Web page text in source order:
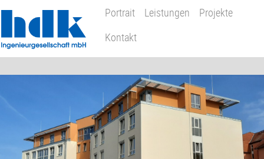
Portrait Leistungen Projekte
Kontakt